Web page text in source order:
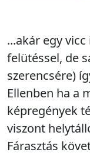
...akár egy
felütéssel, de
szerencsére)
Ellenben ha a
képregények
viszont
Fárasztás